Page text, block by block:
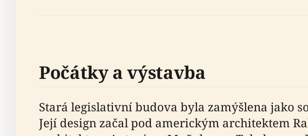
Počátky a výstavba
Stará legislativní budova byla zamýšlena jako
Její design začal pod americkým architektem